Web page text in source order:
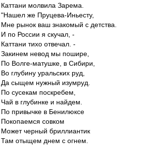
Каттани молвила Зарема.
"Нашел же Пруцева-Иньесту,
Мне рынок ваш знакомый с детства.
И по России я скучал, -
Каттани тихо отвечал. -
Закинем невод мы пошире,
По Волге-матушке, в Сибири,
Во глубину уральских руд,
Да сыщем нужный изумруд.
По сусекам поскребем,
Чай в глубинке и найдем.
По привычке в Бенилюксе
Покопаемся совком
Может черный бриллиантик
Там отыщем днем с огнем.